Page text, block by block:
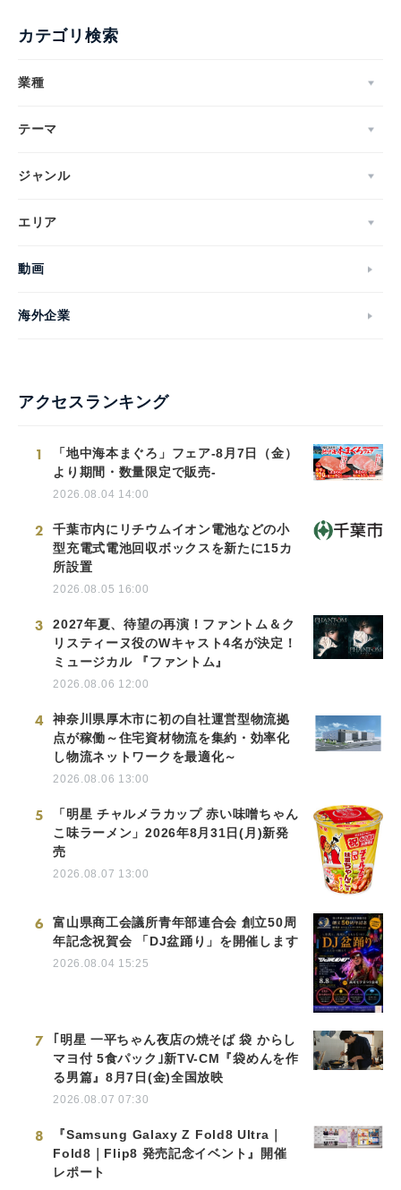
カテゴリ検索
業種
テーマ
ジャンル
エリア
動画
海外企業
アクセスランキング
1
「地中海本まぐろ」フェア-8月7日（金）
より期間・数量限定で販売-
2026.08.04 14:00
2
千葉市内にリチウムイオン電池などの小
型充電式電池回収ボックスを新たに15カ
所設置
2026.08.05 16:00
3
2027年夏、待望の再演！ファントム＆ク
リスティーヌ役のWキャスト4名が決定！
ミュージカル 『ファントム』
2026.08.06 12:00
4
神奈川県厚木市に初の自社運営型物流拠
点が稼働～住宅資材物流を集約・効率化
し物流ネットワークを最適化～
2026.08.06 13:00
5
「明星 チャルメラカップ 赤い味噌ちゃん
こ味ラーメン」2026年8月31日(月)新発
売
2026.08.07 13:00
6
富山県商工会議所青年部連合会 創立50周
年記念祝賀会 「DJ盆踊り」を開催します
2026.08.04 15:25
7
｢明星 一平ちゃん夜店の焼そば 袋 からし
マヨ付 5食パック｣新TV-CM『袋めんを作
る男篇』8月7日(金)全国放映
2026.08.07 07:30
8
『Samsung Galaxy Z Fold8 Ultra｜
Fold8｜Flip8 発売記念イベント』開催
レポート